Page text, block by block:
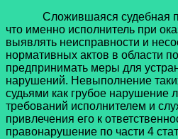
Сложившаяся судебная
что именно исполнитель при
выявлять неисправности и
нормативных актов в области
предпринимать меры для
нарушений. Невыполнение
судьями как грубое нарушение
требований исполнителем и
привлечения его к
правонарушение по части 4